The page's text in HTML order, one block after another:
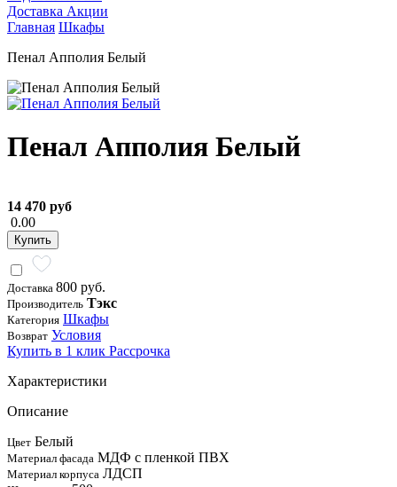
Доставка Акции
Главная Шкафы
Пенал Апполия Белый
Пенал Апполия Белый
14 470 руб
0.00
Купить
Доставка 800 руб.
Производитель Тэкс
Категория Шкафы
Возврат Условия
Купить в 1 клик Рассрочка
Характеристики
Описание
Цвет Белый
Материал фасада МДФ с пленкой ПВХ
Материал корпуса ЛДСП